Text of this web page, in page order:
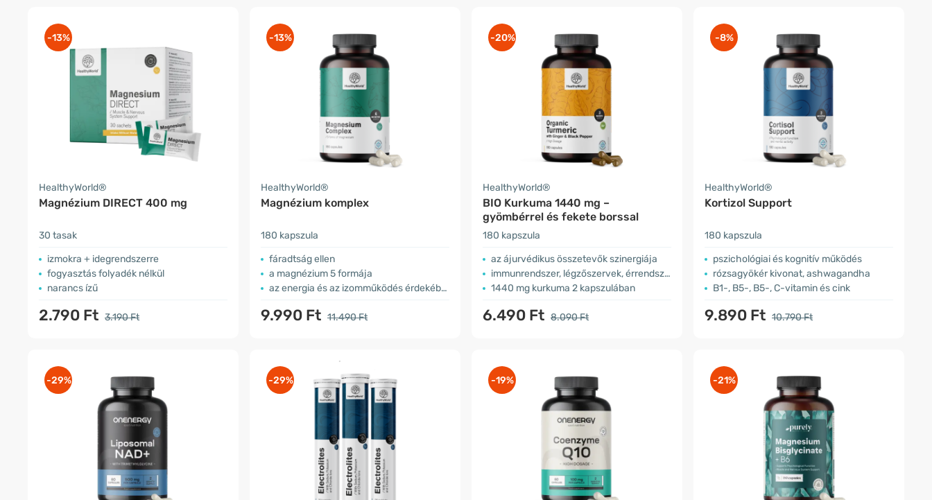
-13%
HealthyWorld®
Magnézium DIRECT 400 mg
30 tasak
izmokra + idegrendszerre
fogyasztás folyadék nélkül
narancs ízű
2.790 Ft 3.190 Ft
-13%
HealthyWorld®
Magnézium komplex
180 kapszula
fáradtság ellen
a magnézium 5 formája
az energia és az izomműködés érdekében
9.990 Ft 11.490 Ft
-20%
HealthyWorld®
BIO Kurkuma 1440 mg –
gyömbérrel és fekete borssal
180 kapszula
az ájurvédikus összetevők szinergiája
immunrendszer, légzőszervek, érrendszer
1440 mg kurkuma 2 kapszulában
6.490 Ft 8.090 Ft
-8%
HealthyWorld®
Kortizol Support
180 kapszula
pszichológiai és kognitív működés
rózsagyökér kivonat, ashwagandha
B1-, B5-, B5-, C-vitamin és cink
9.890 Ft 10.790 Ft
-29% -29% -19% -21%